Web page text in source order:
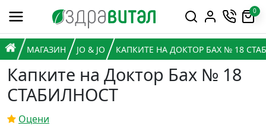
Премини към съдържанието
Горна навигация
0
Главна навигация
НАЧАЛО
МАГАЗИН JO & JO КАПКИТЕ НА ДОКТОР БАХ № 18
Капките на Доктор Бах № 18
СТАБИЛНОСТ
Оцени